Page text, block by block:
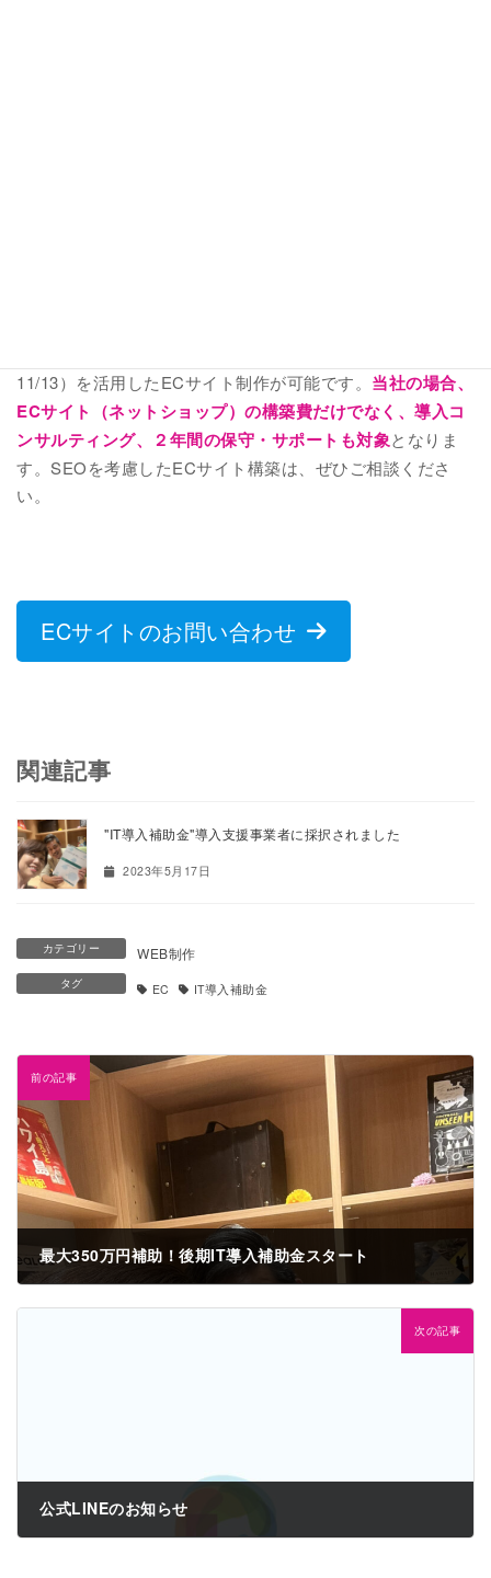
11/13）を活用したECサイト制作が可能です。 当社の場合、
ECサイト（ネットショップ）の構築費だけでなく、導入コ
ンサルティング、２年間の保守・サポートも対象となりま
す。SEOを考慮したECサイト構築は、ぜひご相談くださ
い。
ECサイトのお問い合わせ
関連記事
"IT導入補助金"導入支援事業者に採択されました
2023年5月17日
カテゴリー WEB制作
タグ EC IT導入補助金
前の記事
最大350万円補助！後期IT導入補助金スタート
次の記事
公式LINEのお知らせ